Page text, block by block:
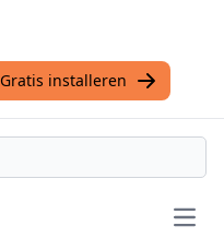
Gratis installeren